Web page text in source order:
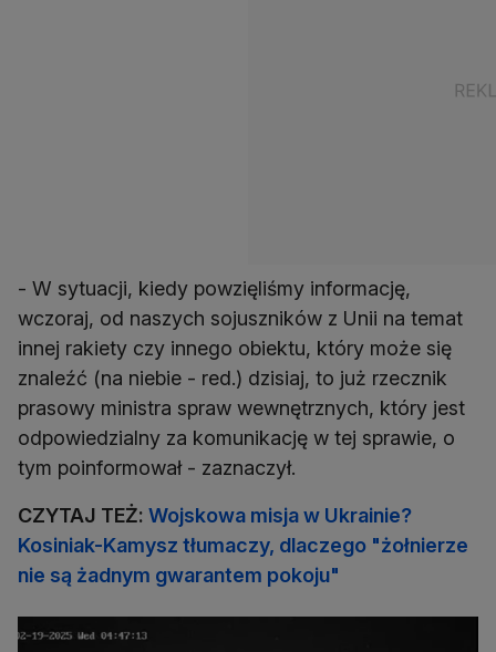
- W sytuacji, kiedy powzięliśmy informację,
wczoraj, od naszych sojuszników z Unii na temat
innej rakiety czy innego obiektu, który może się
znaleźć (na niebie - red.) dzisiaj, to już rzecznik
prasowy ministra spraw wewnętrznych, który jest
odpowiedzialny za komunikację w tej sprawie, o
tym poinformował - zaznaczył.
CZYTAJ TEŻ: Wojskowa misja w Ukrainie?
Kosiniak-Kamysz tłumaczy, dlaczego "żołnierze
nie są żadnym gwarantem pokoju"